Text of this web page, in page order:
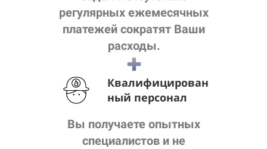
регулярных ежемесячных
платежей сократят Ваши
расходы.
Квалифицирован
ный персонал
Вы получаете опытных
специалистов и не